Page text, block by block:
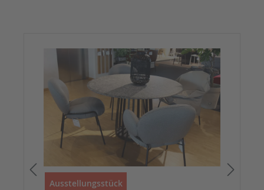
Produktgalerie überspringen
Ausstellungsstück